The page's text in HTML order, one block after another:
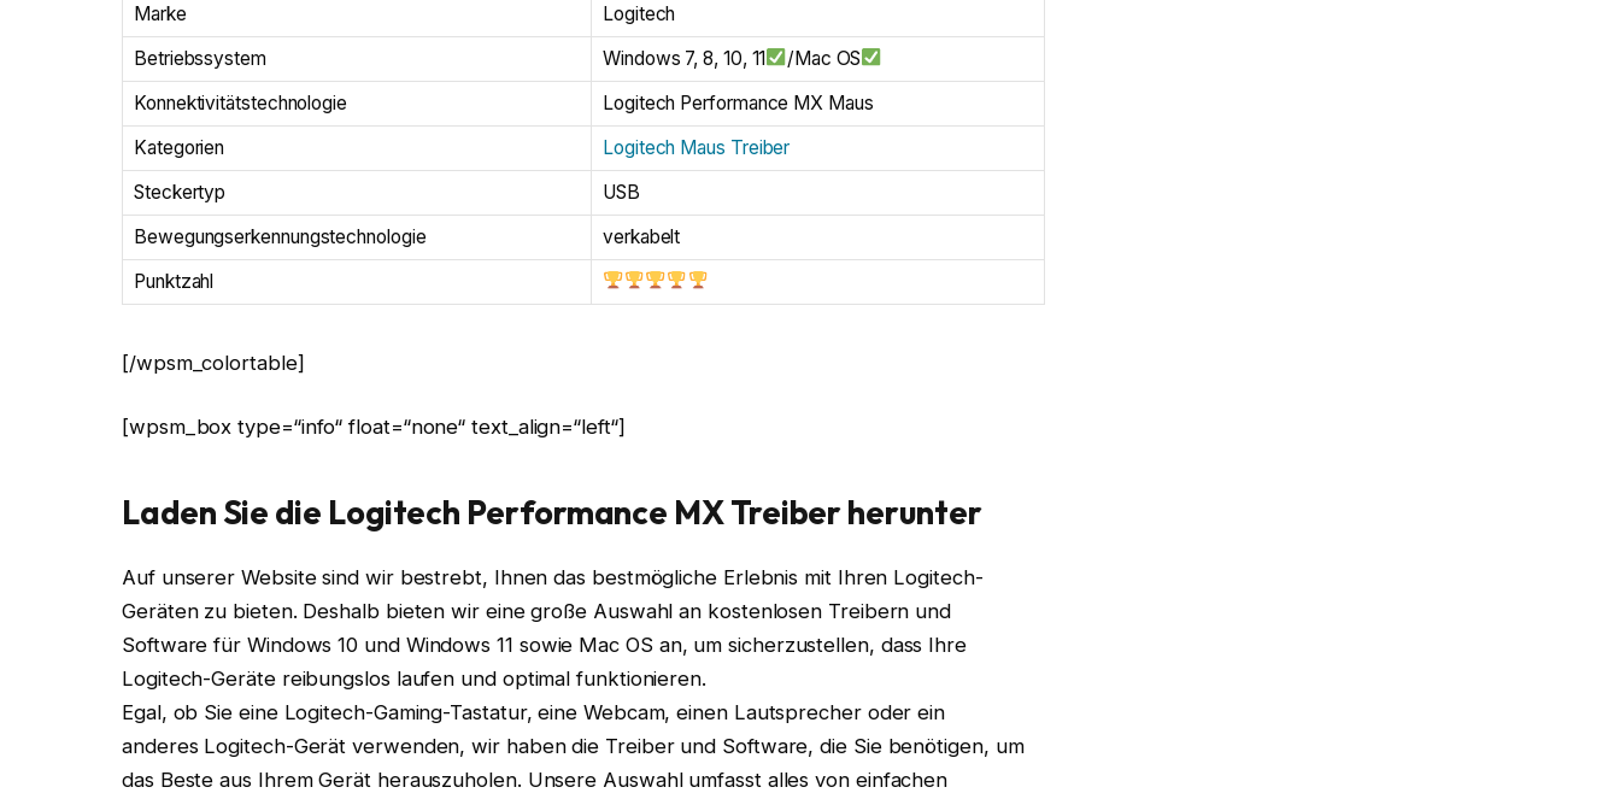
Marke
Logitech
Betriebssystem
Windows 7, 8, 10, 11
/Mac OS
Konnektivitätstechnologie
Logitech Performance MX Maus
Kategorien
Logitech Maus Treiber
Steckertyp
USB
Bewegungserkennungstechnologie
verkabelt
Punktzahl
[/wpsm_colortable]
[wpsm_box type=“info“ float=“none“ text_align=“left“]
Laden Sie die Logitech Performance MX Treiber herunter
Auf unserer Website sind wir bestrebt, Ihnen das bestmögliche Erlebnis mit Ihren Logitech-
Geräten zu bieten. Deshalb bieten wir eine große Auswahl an kostenlosen Treibern und
Software für Windows 10 und Windows 11 sowie Mac OS an, um sicherzustellen, dass Ihre
Logitech-Geräte reibungslos laufen und optimal funktionieren.
Egal, ob Sie eine Logitech-Gaming-Tastatur, eine Webcam, einen Lautsprecher oder ein
anderes Logitech-Gerät verwenden, wir haben die Treiber und Software, die Sie benötigen, um
das Beste aus Ihrem Gerät herauszuholen. Unsere Auswahl umfasst alles von einfachen